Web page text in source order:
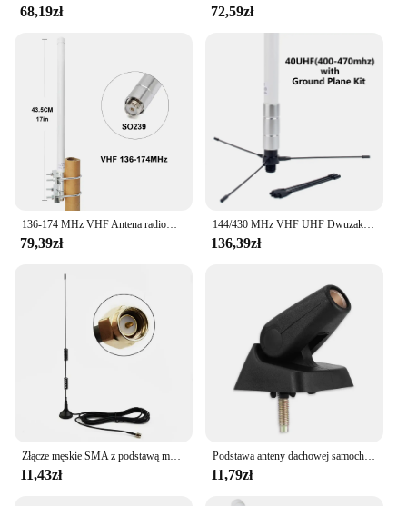
68,19zł 72,59zł
79,39zł
144/430 MHz VHF UHF Dwuzakresowa wodoodporna zewnętrzna antena podstawowa z włókna szklanego z uchwytem montażowym Zestaw samolotu uziemiającego do radia dwukierunkowego
136,39zł
11,43zł
Podstawa anteny dachowej samochodu Wodoodporny, pojedynczy wzmocniony cokół Szeroki zasięg Praktyczny uchwyt montażowy Akcesoria
11,79zł